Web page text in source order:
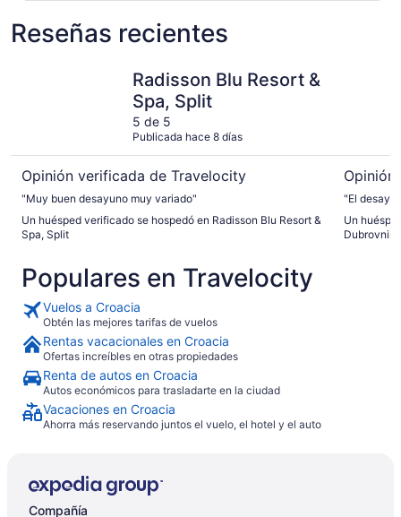
Reseñas recientes
Radisson Blu Resort &
Spa, Split
5 de 5
Publicada hace 8 días
Opinión verificada de Travelocity
"Muy buen desayuno muy variado"
Un huésped verificado se hospedó en Radisson Blu Resort &
Spa, Split
"El
Un
Dubrovnik
Populares en Travelocity
Vuelos a Croacia
Obtén las mejores tarifas de vuelos
Rentas vacacionales en Croacia
Ofertas increíbles en otras propiedades
Renta de autos en Croacia
Autos económicos para trasladarte en la ciudad
Vacaciones en Croacia
Ahorra más reservando juntos el vuelo, el hotel y el auto
Compañía